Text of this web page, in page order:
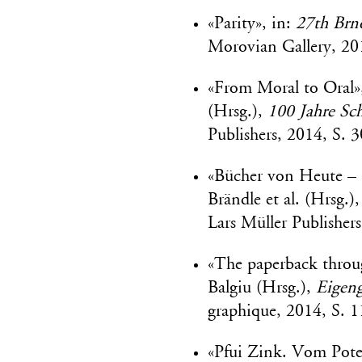
«Parity», in:27th
Morovian Gallery,
«From Moral to
(Hrsg.), 100 Jahre
Publishers, 2014, S.
«Bücher von Heute
Brändle et al.
Lars Müller
«The paperback
Balgiu (Hrsg.),
graphique, 2014, S.
«Pfui Zink. Vom